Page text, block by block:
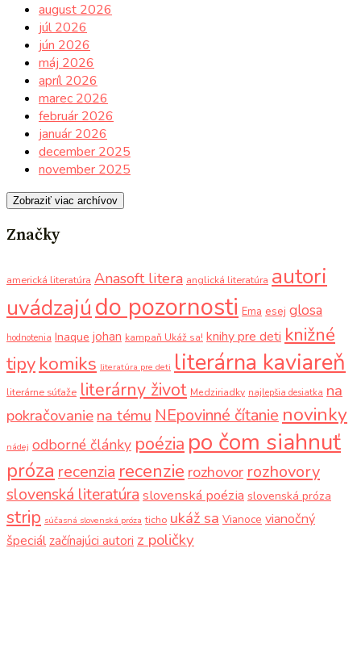
august 2026
júl 2026
jún 2026
máj 2026
apríl 2026
marec 2026
február 2026
január 2026
december 2025
november 2025
Zobraziť viac archívov
Značky
americká literatúra Anasoft litera anglická literatúra autori
uvádzajúdo pozornosti Ema esej glosa
hodnotenia Inaque johan kampaň Ukáž sa! knihy pre deti knižné
tipy komiks literatúra pre deti literárna kaviareň
literárne súťaže literárny život Medziriadky najlepšia desiatka na
pokračovaniena tému NEpovinné čítanie novinky
nádej odborné články poézia po čom siahnuť
próza recenzia recenzie rozhovor rozhovory
slovenská literatúra slovenská poézia slovenská próza
strip súčasná slovenská próza ticho ukáž sa Vianoce vianočný
špeciál začínajúci autori z poličky